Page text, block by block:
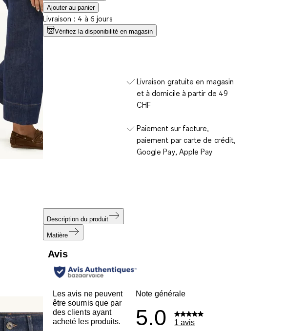
Ajouter au panier
Livraison : 4 à 6 jours
Vérifiez la disponibilité en magasin
Livraison gratuite en magasin
et à domicile à partir de 49
CHF
Paiement sur facture,
paiement par carte de crédit,
Google Pay, Apple Pay
Description du produit
Matière
Avis
Les avis ne peuvent
être soumis que par
des clients ayant
acheté les produits.
Note générale
5.0 1 avis